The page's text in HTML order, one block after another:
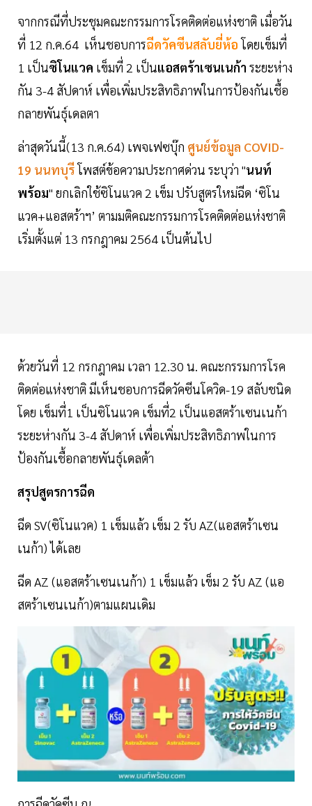
จากกรณีที่ประชุมคณะกรรมการโรคติดต่อแห่งชาติ เมื่อวัน
ที่ 12 ก.ค.64 เห็นชอบการฉีดวัคซีนสลับยี่ห้อ โดยเข็มที่
1 เป็นซิโนแวค เข็มที่ 2 เป็นแอสตร้าเซนเนก้า ระยะห่าง
กัน 3-4 สัปดาห์ เพื่อเพิ่มประสิทธิภาพในการป้องกันเชื้อ
กลายพันธุ์เดลตา
ล่าสุดวันนี้(13 ก.ค.64) เพจเฟซบุ๊ก ศูนย์ข้อมูล COVID-
19 นนทบุรีโพสต์ข้อความประกาศด่วน ระบุว่า "นนท์
พร้อม" ยกเลิกใช้ซิโนแวค 2 เข็ม ปรับสูตรใหม่ฉีด ‘ซิโน
แวค+แอสตร้าฯ’ ตามมติคณะกรรมการโรคติดต่อแห่งชาติ
เริ่มตั้งแต่ 13 กรกฎาคม 2564 เป็นต้นไป
ด้วยวันที่ 12 กรกฎาคม เวลา 12.30 น. คณะกรรมการโรค
ติดต่อแห่งชาติ มีเห็นชอบการฉีดวัคซีนโควิด-19 สลับชนิด
โดย เข็มที่1 เป็นซิโนแวค เข็มที่2 เป็นแอสตร้าเซนเนก้า
ระยะห่างกัน 3-4 สัปดาห์ เพื่อเพิ่มประสิทธิภาพในการ
ป้องกันเชื้อกลายพันธุ์เดลต้า
สรุปสูตรการฉีด
ฉีด SV(ซิโนแวค) 1 เข็มแล้ว เข็ม 2 รับ AZ(แอสตร้าเซน
เนก้า) ได้เลย
ฉีด AZ (แอสตร้าเซนเนก้า) 1 เข็มแล้ว เข็ม 2 รับ AZ (แอ
สตร้าเซนเนก้า)ตามแผนเดิม